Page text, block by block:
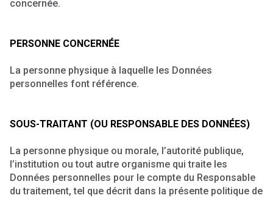
concernée.
PERSONNE CONCERNÉE
La personne physique à laquelle les Données
personnelles font référence.
SOUS-TRAITANT (OU RESPONSABLE DES DONNÉES)
La personne physique ou morale, l’autorité publique,
l’institution ou tout autre organisme qui traite les
Données personnelles pour le compte du Responsable
du traitement, tel que décrit dans la présente politique de